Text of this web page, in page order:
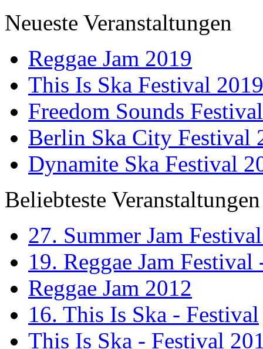
Neueste Veranstaltungen
Reggae Jam 2019
This Is Ska Festival 2019
Freedom Sounds
Berlin Ska City Festival
Dynamite Ska Festival
Beliebteste Veranstaltungen
27. Summer Jam
19. Reggae Jam
Reggae Jam 2012
16. This Is Ska - Festival
This Is Ska - Festival